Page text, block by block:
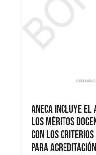
Aneca incluye el
los méritos
con los criterios
para